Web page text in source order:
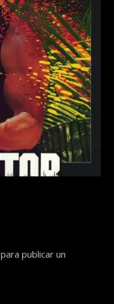
para publicar un